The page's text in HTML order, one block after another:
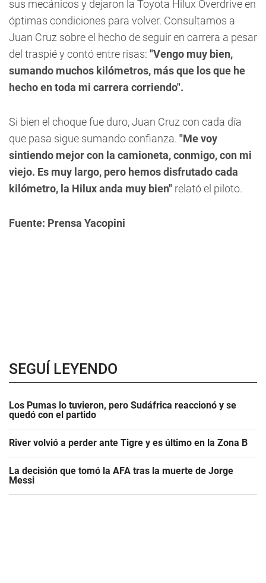
sus mecánicos y dejaron la Toyota Hilux Overdrive en
óptimas condiciones para volver. Consultamos a
Juan Cruz sobre el hecho de seguir en carrera a pesar
del traspié y contó entre risas: "Vengo muy bien,
sumando muchos kilómetros, más que los que he
hecho en toda mi carrera corriendo".
Si bien el choque fue duro, Juan Cruz con cada día
que pasa sigue sumando confianza. "Me voy
sintiendo mejor con la camioneta, conmigo, con mi
viejo. Es muy largo, pero hemos disfrutado cada
kilómetro, la Hilux anda muy bien" relató el piloto.
Fuente: Prensa Yacopini
SEGUÍ LEYENDO
Los Pumas lo tuvieron, pero Sudáfrica reaccionó y se
quedó con el partido
River volvió a perder ante Tigre y es último en la Zona B
La decisión que tomó la AFA tras la muerte de Jorge
Messi